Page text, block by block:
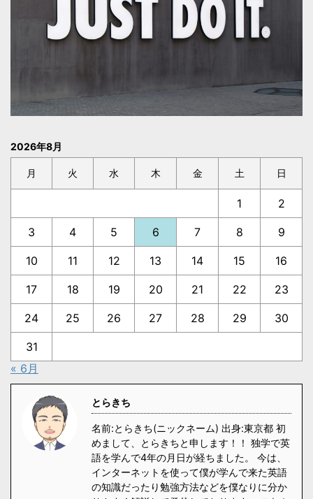
2026年8月
月 火 水 木 金 土 日
1 2
3 4 5 6 7 8 9
10 11 12 13 14 15 16
17 18 19 20 21 22 23
24 25 26 27 28 29 30
31
« 6月
とらきち
名前:とらきち(ニックネーム) 出身:東京都 初
めまして、とらきちと申します！！ 独学で英
語を学んで4年の月日が経ちました。 今は、
インターネットを使って僕が学んで来た英語
の知識だったり勉強方法などを僕なりに分か